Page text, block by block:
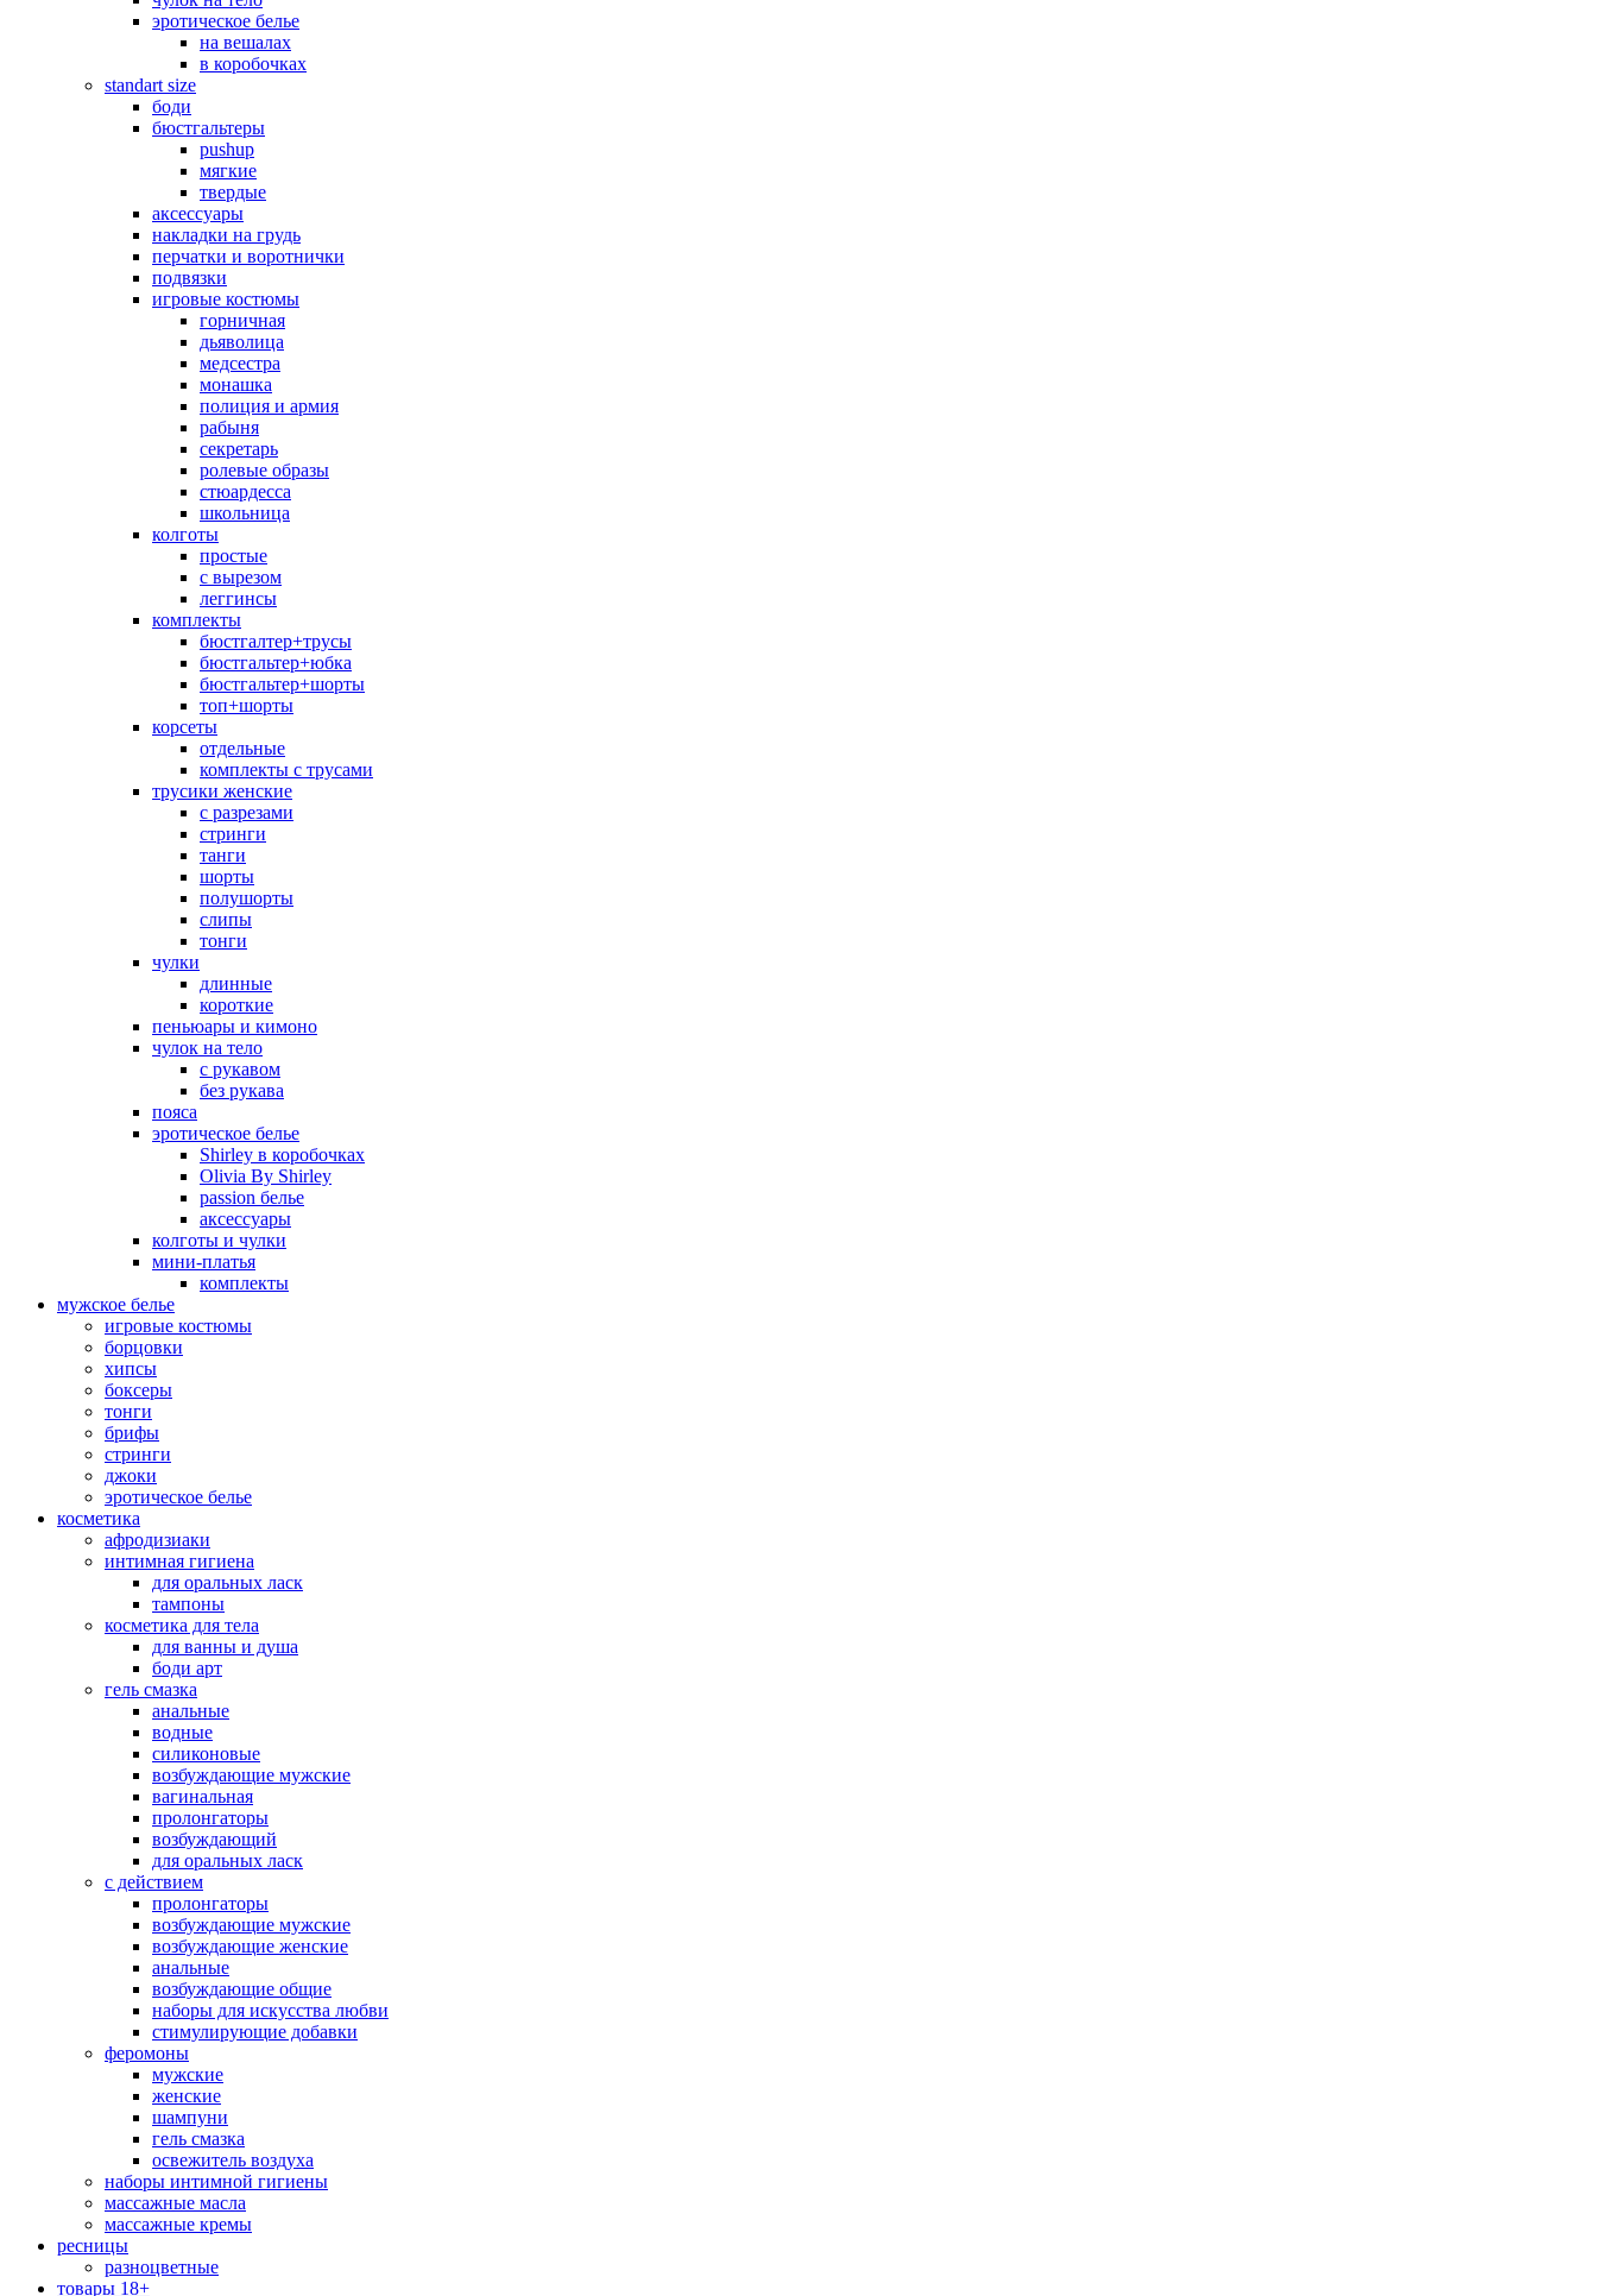
эротическое белье
на вешалах
в коробочках
standart size
боди
бюстгальтеры
pushup
мягкие
твердые
аксессуары
накладки на грудь
перчатки и воротнички
подвязки
игровые костюмы
горничная
дьяволица
медсестра
монашка
полиция и армия
рабыня
секретарь
ролевые образы
стюардесса
школьница
колготы
простые
с вырезом
леггинсы
комплекты
бюстгалтер+трусы
бюстгальтер+юбка
бюстгальтер+шорты
топ+шорты
корсеты
отдельные
комплекты с трусами
трусики женские
с разрезами
стринги
танги
шорты
полушорты
слипы
тонги
чулки
длинные
короткие
пеньюары и кимоно
чулок на тело
с рукавом
без рукава
пояса
эротическое белье
Shirley в коробочках
Olivia By Shirley
passion белье
аксессуары
колготы и чулки
мини-платья
комплекты
мужское белье
игровые костюмы
борцовки
хипсы
боксеры
тонги
брифы
стринги
джоки
эротическое белье
косметика
афродизиаки
интимная гигиена
для оральных ласк
тампоны
косметика для тела
для ванны и душа
боди арт
гель смазка
анальные
водные
силиконовые
возбуждающие мужские
вагинальная
пролонгаторы
возбуждающий
для оральных ласк
с действием
пролонгаторы
возбуждающие мужские
возбуждающие женские
анальные
возбуждающие общие
наборы для искусства любви
стимулирующие добавки
феромоны
мужские
женские
шампуни
гель смазка
освежитель воздуха
наборы интимной гигиены
массажные масла
массажные кремы
ресницы
разноцветные
товары 18+